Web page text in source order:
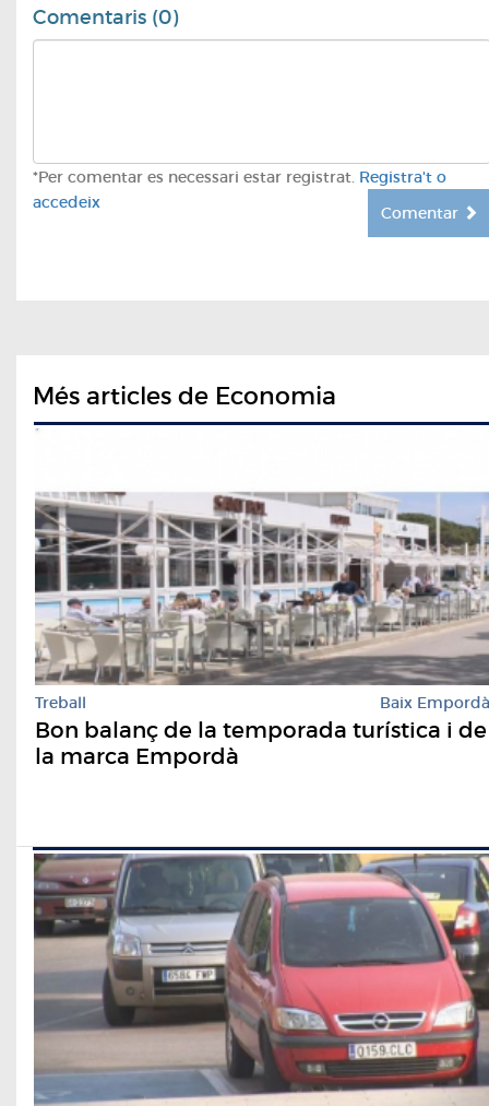
Comentaris (0)
*Per comentar es necessari estar registrat. Registra't o
accedeix
Comentar
Més articles de Economia
Treball Baix Empordà
Bon balanç de la temporada turística i de
la marca Empordà